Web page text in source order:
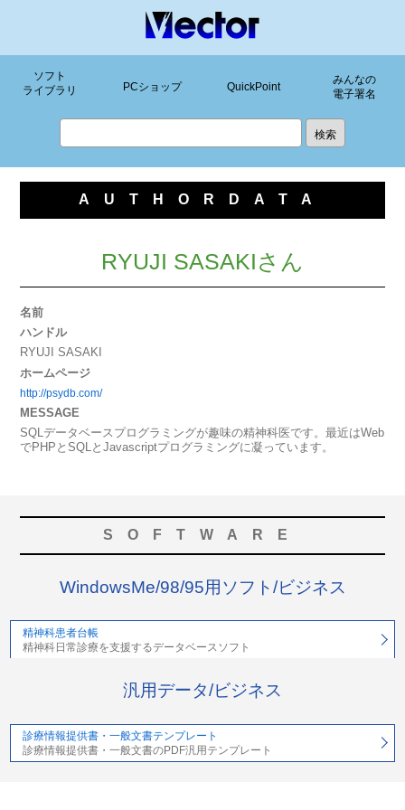
ソフト
ライブラリ
PCショップ QuickPoint
みんなの
電子署名
AUTHORDATA
RYUJI SASAKIさん
名前
ハンドル
RYUJI SASAKI
ホームページ
http://psydb.com/
MESSAGE
SQLデータベースプログラミングが趣味の精神科医です。最近はWeb
でPHPとSQLとJavascriptプログラミングに凝っています。
SOFTWARE
WindowsMe/98/95用ソフト/ビジネス
精神科患者台帳
精神科日常診療を支援するデータベースソフト
汎用データ/ビジネス
診療情報提供書・一般文書テンプレート
診療情報提供書・一般文書のPDF汎用テンプレート